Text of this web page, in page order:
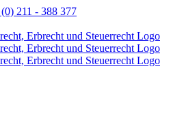
211 - 388 377